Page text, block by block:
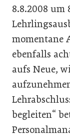
8.8.2008 um
momentane
ebenfalls
aufs Neue,
begleiten“